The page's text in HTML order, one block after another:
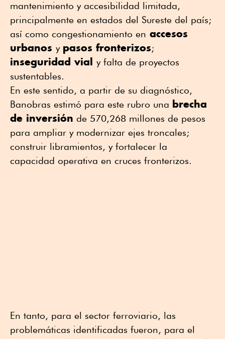
mantenimiento y accesibilidad limitada,
principalmente en estados del Sureste del país;
así como congestionamiento en accesos
urbanos y pasos fronterizos;
inseguridad vial y falta de proyectos
sustentables.
En este sentido, a partir de su diagnóstico,
Banobras estimó para este rubro una brecha
de inversión de 570,268 millones de pesos
para ampliar y modernizar ejes troncales;
construir libramientos, y fortalecer la
capacidad operativa en cruces fronterizos.
En tanto, para el sector ferroviario, las
problemáticas identificadas fueron, para el